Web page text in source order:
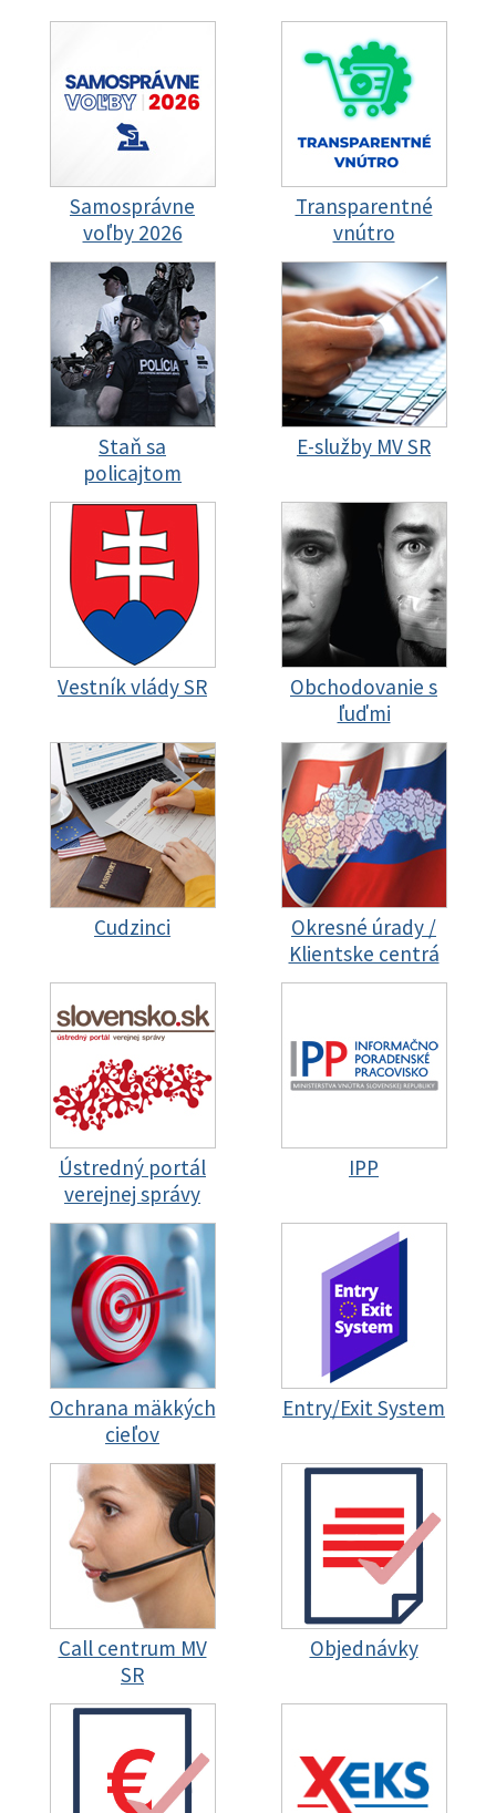
Samosprávne
voľby 2026
Transparentné
vnútro
Staň sa
policajtom
E-služby MV SR
Vestník vlády SR
Obchodovanie s
ľuďmi
Cudzinci
Okresné úrady /
Klientske centrá
Ústredný portál
verejnej správy
IPP
Ochrana mäkkých
cieľov
Entry/Exit System
Call centrum MV
SR
Objednávky